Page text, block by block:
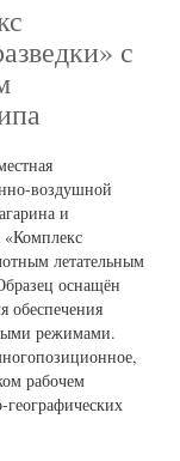
с
воздушной
и
«Комплекс
летательным
оснащён
обеспечения
режимами.
рабочем